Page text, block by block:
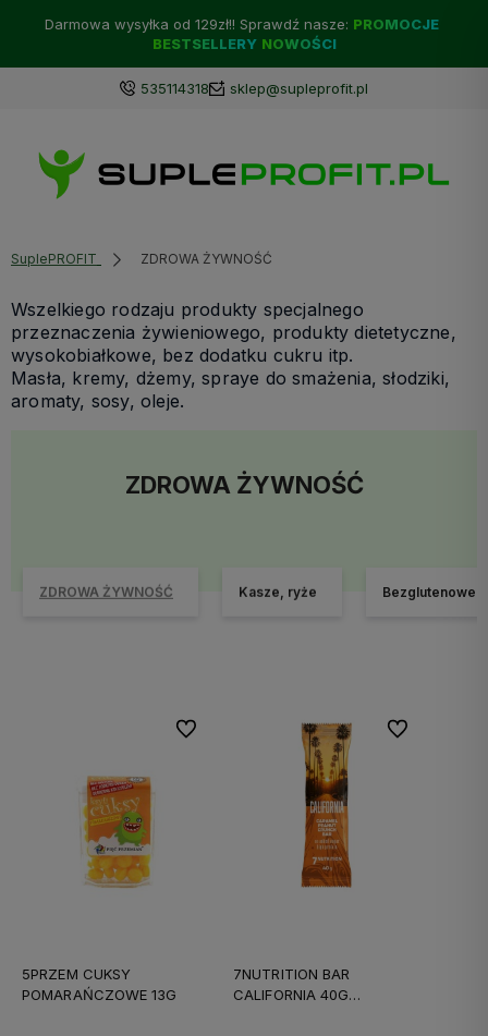
Darmowa wysyłka od 129zł!! Sprawdź nasze: PROMOCJE
BESTSELLERY NOWOŚCI
535114318 sklep@supleprofit.pl
SuplePROFIT ZDROWA ŻYWNOŚĆ
Wszelkiego rodzaju produkty specjalnego
przeznaczenia żywieniowego, produkty dietetyczne,
wysokobiałkowe, bez dodatku cukru itp.
Masła, kremy, dżemy, spraye do smażenia, słodziki,
aromaty, sosy, oleje.
ZDROWA ŻYWNOŚĆ
ZDROWA ŻYWNOŚĆ Kasze, ryże Bezglutenowe
5PRZEM CUKSY
POMARAŃCZOWE 13G
Do ulubionych
7NUTRITION BAR
CALIFORNIA 40G
Do ulubionych